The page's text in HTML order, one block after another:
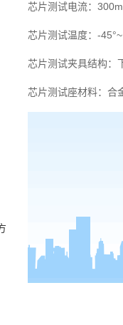
芯片测试电流：
芯片测试温度：-
芯片测试夹具结构：
芯片测试座材料：合